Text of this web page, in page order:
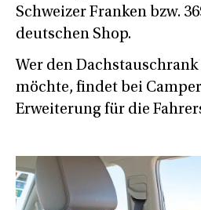
Schweizer Franken bzw.
deutschen Shop.
Wer den
möchte, findet bei
Erweiterung für die